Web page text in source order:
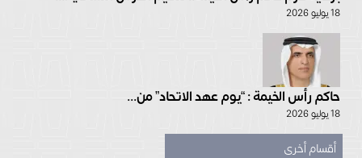
18 يوليو 2026
حاكم رأس الخيمة : “يوم عهد الاتحاد” من...
18 يوليو 2026
أقسام أخرى